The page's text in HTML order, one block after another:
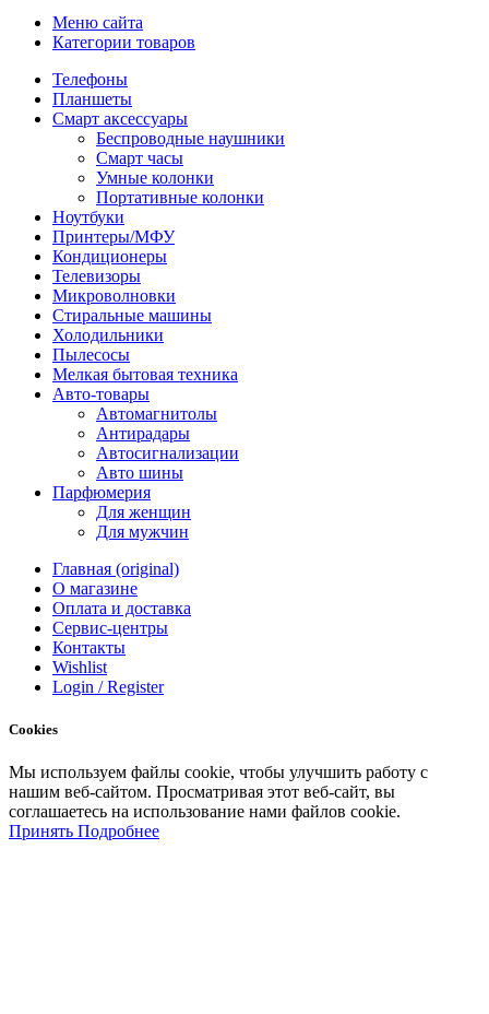
Меню сайта
Категории товаров
Телефоны
Планшеты
Смарт аксессуары
Беспроводные наушники
Смарт часы
Умные колонки
Портативные колонки
Ноутбуки
Принтеры/МФУ
Кондиционеры
Телевизоры
Микроволновки
Стиральные машины
Холодильники
Пылесосы
Мелкая бытовая техника
Авто-товары
Автомагнитолы
Антирадары
Автосигнализации
Авто шины
Парфюмерия
Для женщин
Для мужчин
Главная (original)
О магазине
Оплата и доставка
Сервис-центры
Контакты
Wishlist
Login / Register
Cookies
Мы используем файлы cookie, чтобы улучшить работу с
нашим веб-сайтом. Просматривая этот веб-сайт, вы
соглашаетесь на использование нами файлов cookie.
Принять Подробнее